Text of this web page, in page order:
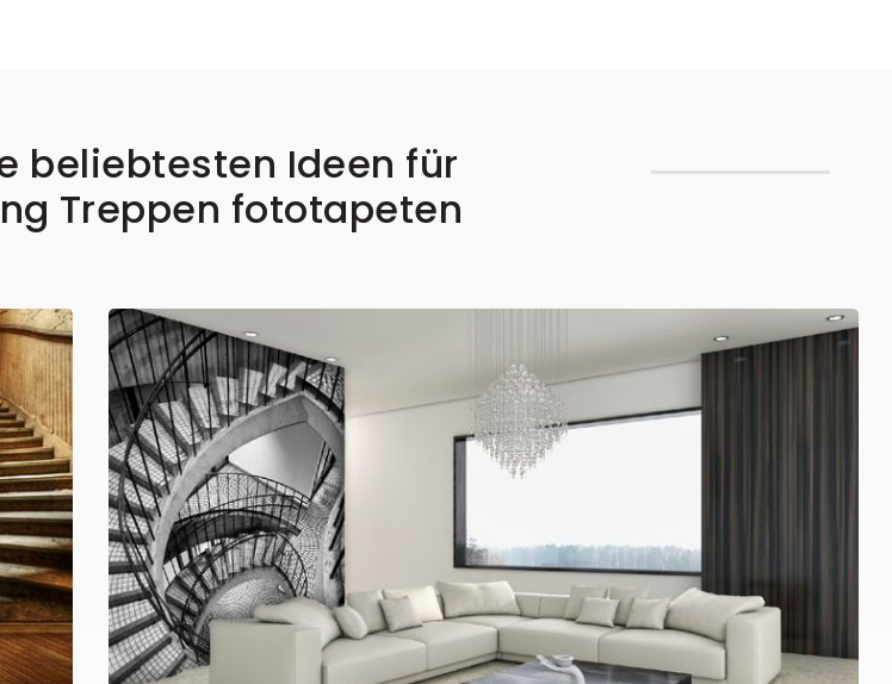
beliebtesten Ideen für
Treppen fototapeten